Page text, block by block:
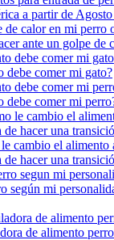
a partir de
ante un golpe de
debe comer mi gato?
debe comer mi
cambio el alimento
de hacer una
según mi
de alimento